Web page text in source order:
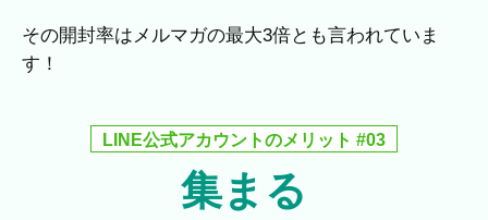
その開封率はメルマガの最大3倍とも言われていま
す！
LINE公式アカウントのメリット #03
集まる